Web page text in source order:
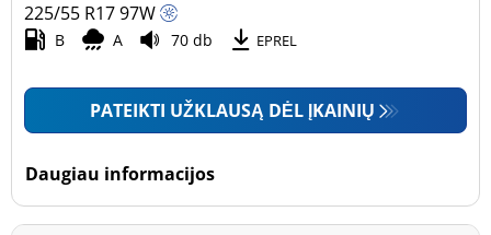
225/55 R1797W
B A 70 db EPREL
PATEIKTI UŽKLAUSĄ DĖL ĮKAINIŲ
Daugiau informacijos